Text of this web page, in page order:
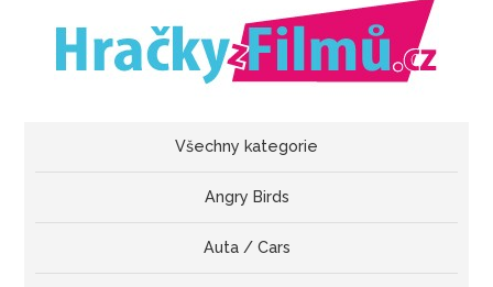
Všechny kategorie
Angry Birds
Auta / Cars